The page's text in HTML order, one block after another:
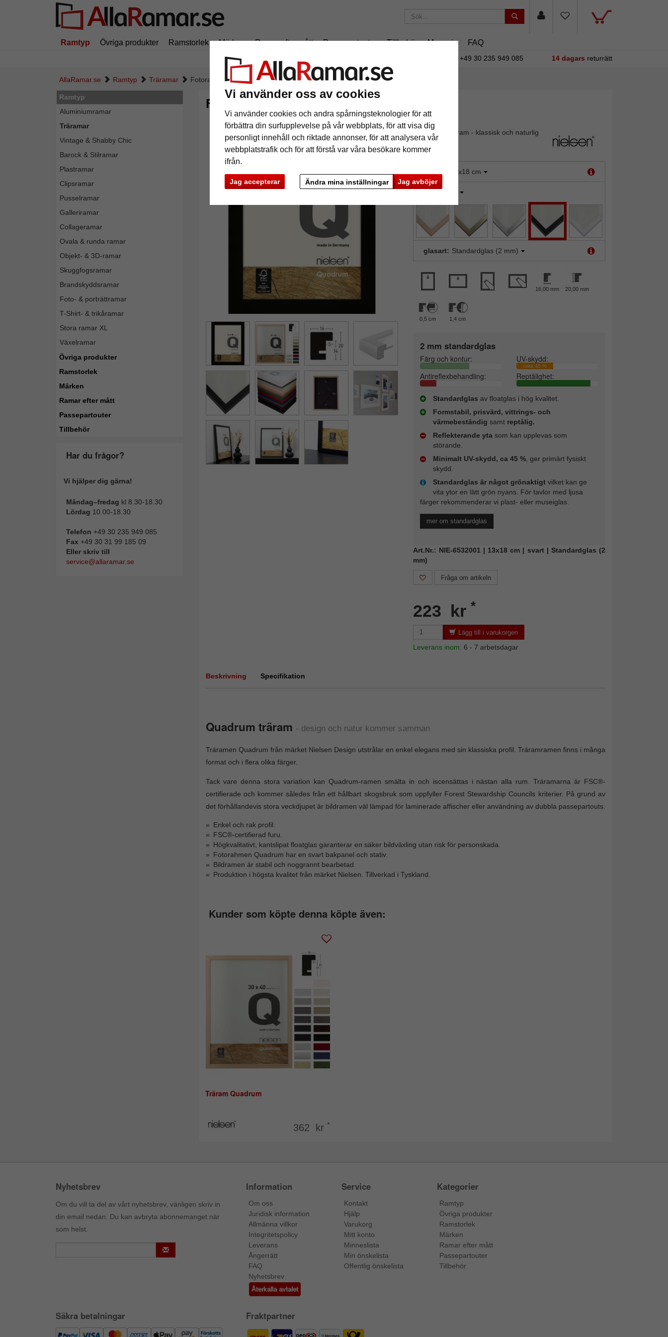
Vi använder oss av cookies
Vi använder cookies och andra spårningsteknologier för att
förbättra din surfupplevelse på vår webbplats, för att visa dig
personligt innehåll och riktade annonser, för att analysera vår
webbplatstrafik och för att förstå var våra besökare kommer
ifrån.
Jag accepterar Jag avböjer
Ändra mina inställningar
Ramtyp Övriga produkter Ramstorlek Märken Ramar efter mått Passepartouter Tillbehör Magasin FAQ
195 kr +49 30 235 949 085 14 dagars returrätt
AllaRamar.se Ramtyp Träramar Fotoram Quadrum
Ramtyp
Aluminiumramar
Träramar
Vintage & Shabby Chic
Barock & Stilramar
Plastramar
Clipsramar
Pusselramar
Galleriramar
Collageramar
Ovala & runda ramar
Objekt- & 3D-ramar
Skuggfogsramar
Brandskyddsramar
Foto- & porträttramar
T-Shirt- & trikåramar
Stora ramar XL
Växelramar
Övriga produkter
Ramstorlek
Märken
Ramar efter mått
Passepartouter
Tillbehör
Har du frågor?
Vi hjälper dig gärna!
Måndag–fredag kl 8.30-18.30
Lördag 10.00-18.30
Telefon +49 30 235 949 085
Fax +49 30 31 99 185 09
Eller skriv till
service@allaramar.se
Fotoram Quadrum
Nästa
Quadrum fotoram - klassisk och naturlig
13x18 cm
glasart: Standardglas (2 mm)
16,00 mm 20,00 mm
0,5 cm 1,4 cm
2 mm standardglas
Färg och kontur: UV-skydd:
cirka 45 %
Antireflexbehandling: Reptålighet:
Standardglas av floatglas i hög kvalitet.
Formstabil, prisvärd, vittrings- och
värmebeständig samt reptålig.
Reflekterande yta som kan upplevas som
störande.
Minimalt UV-skydd, ca 45 %, ger primärt fysiskt
skydd.
Standardglas är något grönaktigtvilket kan ge
vita ytor en lätt grön nyans. För tavlor med ljusa
färger rekommenderar vi plast- eller museiglas.
mer om standardglas
Art.Nr.: NIE-6532001 | 13x18 cm | svart | Standardglas (2
mm)
Fråga om artikeln
223 kr *
Lägg till i varukorgen
Leverans inom: 6 - 7 arbetsdagar
Beskrivning Specifikation
Quadrum träram - design och natur kommer samman
Träramen Quadrum från märket Nielsen Design utstrålar en enkel elegans med sin klassiska profil. Träramramen finns i många
format och i flera olika färger.
Tack vare denna stora variation kan Quadrum-ramen smälta in och iscensättas i nästan alla rum. Träramarna är FSC®-
certifierade och kommer således från ett hållbart skogsbruk som uppfyller Forest Stewardship Councils kriterier. På grund av
det förhållandevis stora veckdjupet är bildramen väl lämpad för laminerade affischer eller användning av dubbla passepartouts.
Enkel och rak profil.
FSC®-certifierad furu.
Högkvalitativt, kantslipat floatglas garanterar en säker bildväxling utan risk för personskada.
Fotorahmen Quadrum har en svart bakpanel och stativ.
Bildramen är stabil och noggrannt bearbetad.
Produktion i högsta kvalitet från märket Nielsen. Tillverkad i Tyskland.
Kunder som köpte denna köpte även:
Träram Quadrum
362 kr *
Nyhetsbrev
Om du vill ta del av vårt nyhetsbrev, vänligen skriv in
din email nedan. Du kan avbryta abonnemanget när
som helst.
Information
Om oss
Juridisk information
Allmänna villkor
Integritetspolicy
Leverans
Ångerrätt
FAQ
Nyhetsbrev
Återkalla avtalet
Service
Kontakt
Hjälp
Varukorg
Mitt konto
Minneslista
Min önskelista
Offentlig önskelista
Kategorier
Ramtyp
Övriga produkter
Ramstorlek
Märken
Ramar efter mått
Passepartouter
Tillbehör
Säkra betalningar Fraktpartner